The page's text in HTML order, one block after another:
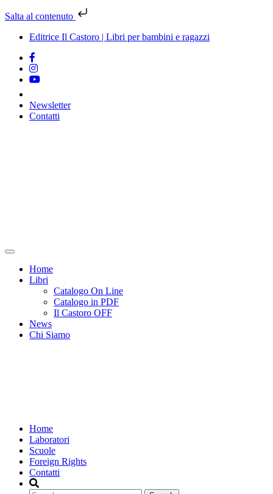
Salta al contenuto
Editrice Il Castoro | Libri per bambini e ragazzi
Newsletter
Contatti
Home
Libri
Catalogo On Line
Catalogo in PDF
Il Castoro OFF
News
Chi Siamo
Home
Laboratori
Scuole
Foreign Rights
Contatti